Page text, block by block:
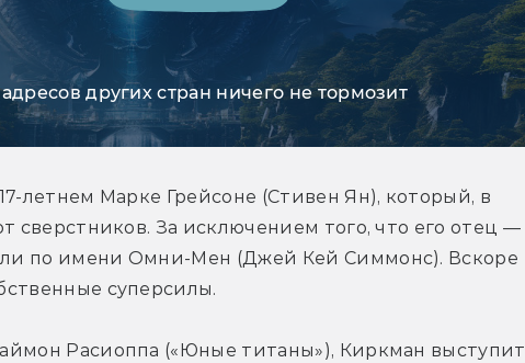
других стран ничего не тормозит
летнем Марке Грейсоне (Стивен Ян), который, в
сверстников. За исключением того, что его отец —
по имени Омни-Мен (Джей Кей Симмонс). Вскоре
суперсилы.
Расиоппа («Юные титаны»), Киркман выступит